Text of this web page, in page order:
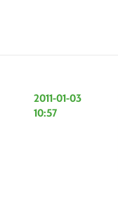
2011-01-03
10:57